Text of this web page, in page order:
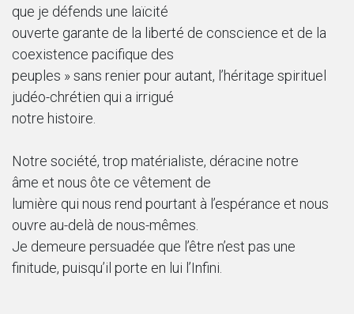
que je défends une laïcité
ouverte garante de la liberté de conscience et de la
coexistence pacifique des
peuples » sans renier pour autant, l’héritage spirituel
judéo-chrétien qui a irrigué
notre histoire.
Notre société, trop matérialiste, déracine notre
âme et nous ôte ce vêtement de
lumière qui nous rend pourtant à l’espérance et nous
ouvre au-delà de nous-mêmes.
Je demeure persuadée que l’être n’est pas une
finitude, puisqu’il porte en lui l’Infini.